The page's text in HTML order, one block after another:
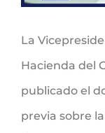
La
Hacienda del
publicado el
previa sobre la